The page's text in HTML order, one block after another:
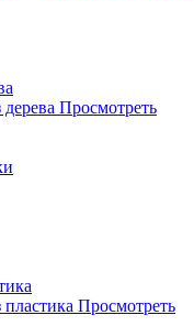
Просмотреть
Просмотреть